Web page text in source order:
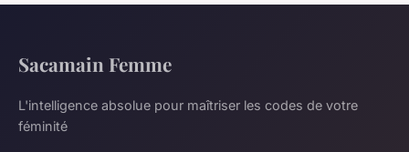
Sacamain Femme
L'intelligence absolue pour maîtriser les codes de votre
féminité